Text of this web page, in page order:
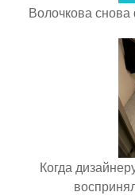
Волочкова снова
Когда